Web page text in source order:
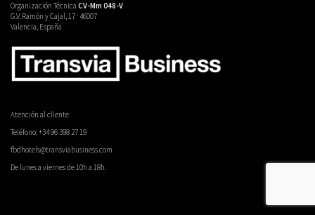
Organización Técnica CV-Mm 048-V
G.V. Ramón y Cajal, 17 · 46007
Valencia, España
Atención al cliente
Teléfono: +34 96 398 27 19
fbdhotels@transviabusiness.com
De lunes a viernes de 10h a 18h.